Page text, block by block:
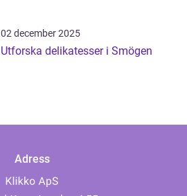
02 december 2025
Utforska delikatesser i Smögen
Adress